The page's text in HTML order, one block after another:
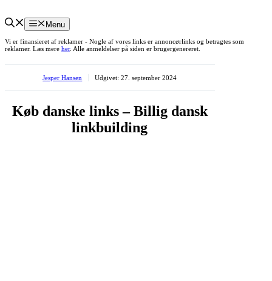
Menu
Vi er finansieret af reklamer - Nogle af vores links er annoncørlinks og betragtes som
reklamer. Læs mere her. Alle anmeldelser på siden er brugergenereret.
Jesper Hansen Udgivet:27. september 2024
Køb danske links – Billig dansk
linkbuilding